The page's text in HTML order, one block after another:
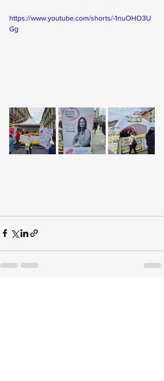
https://www.youtube.com/shorts/-1nuOHO3U
Gg